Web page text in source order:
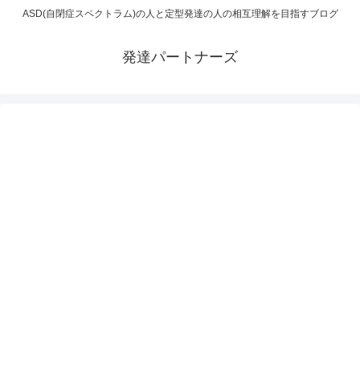
ASD(自閉症スペクトラム)の人と定型発達の人の相互理解を目指すブログ
発達パートナーズ